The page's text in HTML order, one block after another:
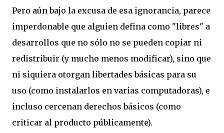
Pero aún bajo la excusa de esa ignorancia, parece
imperdonable que alguien defina como "libres" a
desarrollos que no sólo no se pueden copiar ni
redistribuir (y mucho menos modificar), sino que
ni siquiera otorgan libertades básicas para su
uso (como instalarlos en varias computadoras), e
incluso cercenan derechos básicos (como
criticar al producto públicamente).